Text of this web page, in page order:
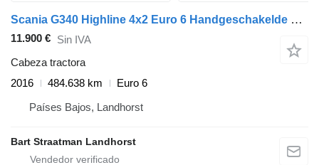
Scania G340 Highline 4x2 Euro 6 Handgeschakelde opleggertrekker, slecht
11.900 € Sin IVA
Cabeza tractora
2016
484.638 km
Euro 6
Países Bajos, Landhorst
Bart Straatman Landhorst